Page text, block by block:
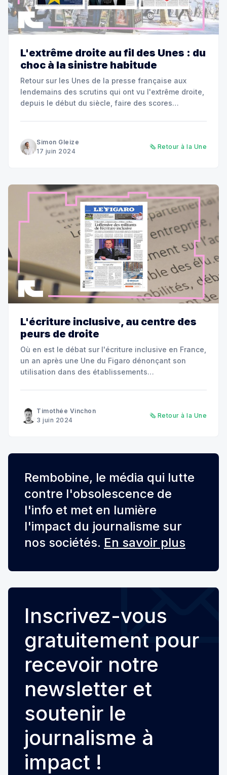
L'extrême droite au fil des Unes : du
choc à la sinistre habitude
Retour sur les Unes de la presse française aux
lendemains des scrutins qui ont vu l'extrême droite,
depuis le début du siècle, faire des scores
Simon Gleize
17 juin 2024
🗞️ Retour à la Une
L'écriture inclusive, au centre des
peurs de droite
Où en est le débat sur l'écriture inclusive en France,
un an après une Une du Figaro dénonçant son
utilisation dans des établissements
Timothée Vinchon
3 juin 2024
🗞️ Retour à la Une
Rembobine, le média qui lutte
contre l'obsolescence de
l'info et met en lumière
l'impact du journalisme sur
nos sociétés. En savoir plus
Inscrivez-vous
gratuitement pour
recevoir notre
newsletter et
soutenir le
journalisme à
impact !